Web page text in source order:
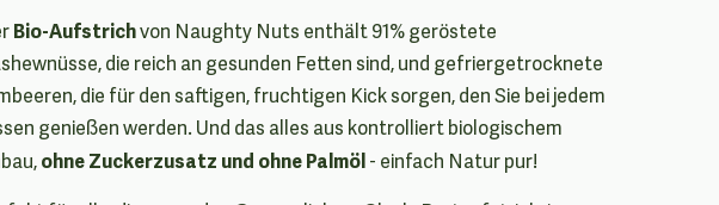
Bio-Aufstrichvon Naughty Nuts enthält 91% geröstete
die reich an gesunden Fetten sind, und gefriergetrocknete
die für den saftigen, fruchtigen Kick sorgen, den Sie bei jedem
genießen werden. Und das alles aus kontrolliert biologischem
ohne Zuckerzusatz und ohne Palmöl- einfach Natur pur!